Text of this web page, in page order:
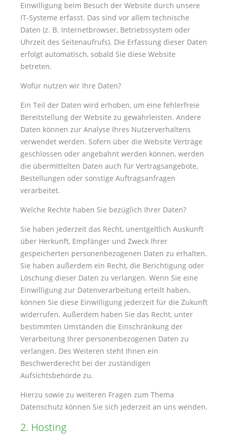
Einwilligung beim Besuch der Website durch unsere
IT-Systeme erfasst. Das sind vor allem technische
Daten (z. B. Internetbrowser, Betriebssystem oder
Uhrzeit des Seitenaufrufs). Die Erfassung dieser Daten
erfolgt automatisch, sobald Sie diese Website
betreten.
Wofür nutzen wir Ihre Daten?
Ein Teil der Daten wird erhoben, um eine fehlerfreie
Bereitstellung der Website zu gewährleisten. Andere
Daten können zur Analyse Ihres Nutzerverhaltens
verwendet werden. Sofern über die Website Verträge
geschlossen oder angebahnt werden können, werden
die übermittelten Daten auch für Vertragsangebote,
Bestellungen oder sonstige Auftragsanfragen
verarbeitet.
Welche Rechte haben Sie bezüglich Ihrer Daten?
Sie haben jederzeit das Recht, unentgeltlich Auskunft
über Herkunft, Empfänger und Zweck Ihrer
gespeicherten personenbezogenen Daten zu erhalten.
Sie haben außerdem ein Recht, die Berichtigung oder
Löschung dieser Daten zu verlangen. Wenn Sie eine
Einwilligung zur Datenverarbeitung erteilt haben,
können Sie diese Einwilligung jederzeit für die Zukunft
widerrufen. Außerdem haben Sie das Recht, unter
bestimmten Umständen die Einschränkung der
Verarbeitung Ihrer personenbezogenen Daten zu
verlangen. Des Weiteren steht Ihnen ein
Beschwerderecht bei der zuständigen
Aufsichtsbehörde zu.
Hierzu sowie zu weiteren Fragen zum Thema
Datenschutz können Sie sich jederzeit an uns wenden.
2. Hosting